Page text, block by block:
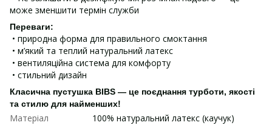
може зменшити термін служби
Переваги:
• природна форма для правильного смоктання
• м’який та теплий натуральний латекс
• вентиляційна система для комфорту
• стильний дизайн
Класична пустушка BIBS — це поєднання турботи, якості
та стилю для найменших!
Матеріал
100% натуральний латекс (каучук)